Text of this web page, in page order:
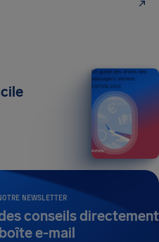
NEWSLETTER
conseils directement
e-mail
Un guide des droits des
passagers aériens
ÉDITION 2026